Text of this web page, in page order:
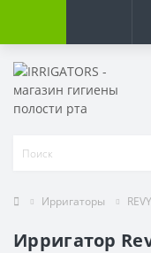
Ирригаторы
Ирригатор